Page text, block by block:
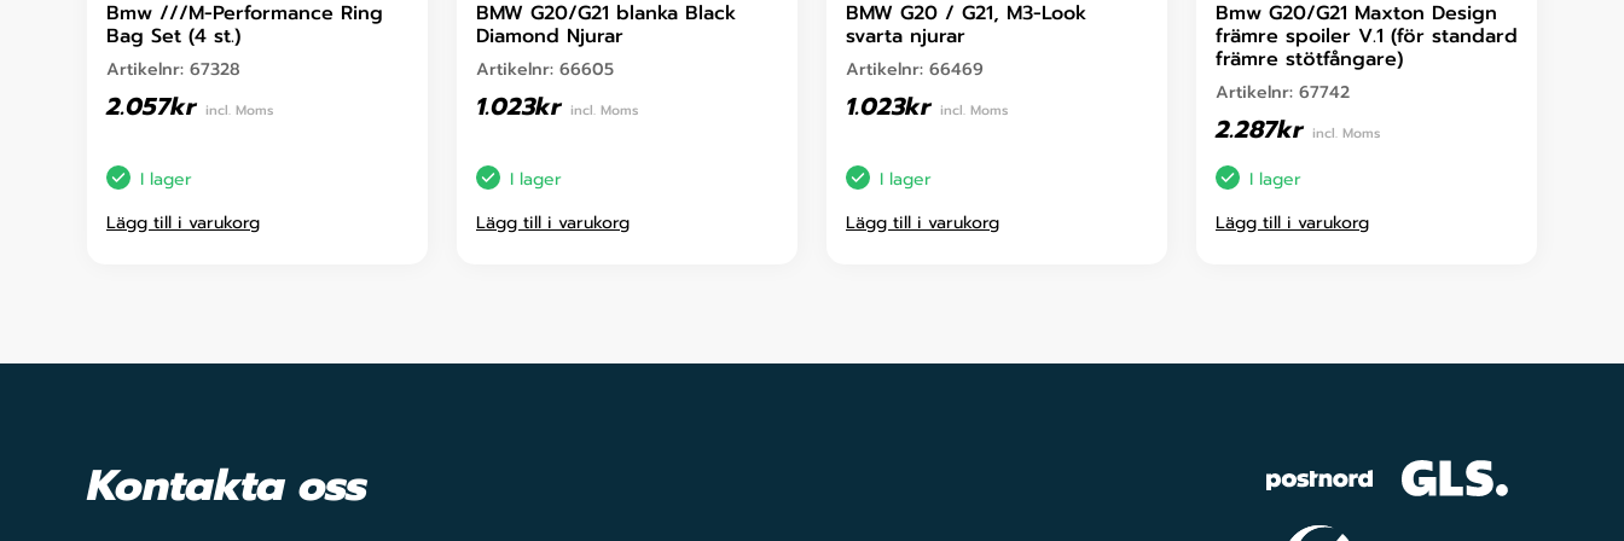
Bmw ///M-Performance Ring
Bag Set (4 st.)
Artikelnr: 67328
2.057kr incl. Moms
I lager
Lägg till i varukorg
BMW G20/G21 blanka Black
Diamond Njurar
Artikelnr: 66605
1.023kr incl. Moms
I lager
Lägg till i varukorg
BMW G20 / G21, M3-Look
svarta njurar
Artikelnr: 66469
1.023kr incl. Moms
I lager
Lägg till i varukorg
Bmw G20/G21 Maxton Design
främre spoiler V.1 (för standard
främre stötfångare)
Artikelnr: 67742
2.287kr incl. Moms
I lager
Lägg till i varukorg
Kontakta oss